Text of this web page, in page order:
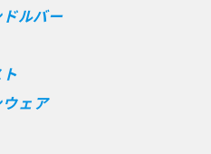
ルバー
ェア